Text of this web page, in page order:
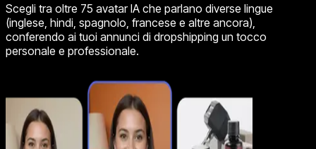
Scegli tra oltre 75 avatar IA che parlano diverse lingue
(inglese, hindi, spagnolo, francese e altre ancora),
conferendo ai tuoi annunci di dropshipping un tocco
personale e professionale.